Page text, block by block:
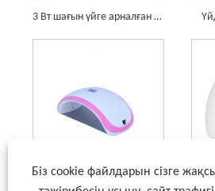
3 Вт шағын үйге арналған лак кептіргіш 3 жарықдиодты жеке пайдалануға арналған
Біз cookie файлдарын сізге